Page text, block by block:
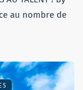
au nombre de